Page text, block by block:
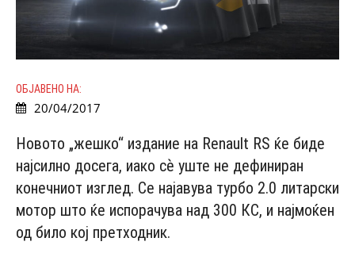
ОБЈАВЕНО НА:
20/04/2017
Новото „жешко“ издание на Renault RS ќе биде
најсилно досега, иако сѐ уште не дефиниран
конечниот изглед. Се најавува турбо 2.0 литарски
мотор што ќе испорачува над 300 КС, и најмоќен
од било кој претходник.